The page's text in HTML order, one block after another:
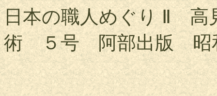
日本の職人めぐり
術 ５号 阿部出版 昭